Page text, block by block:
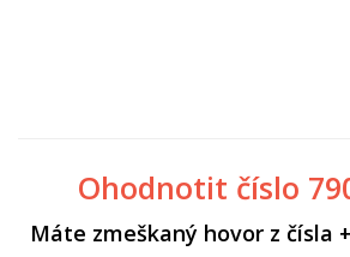
Ohodnotit číslo
Máte zmeškaný hovor z čísla